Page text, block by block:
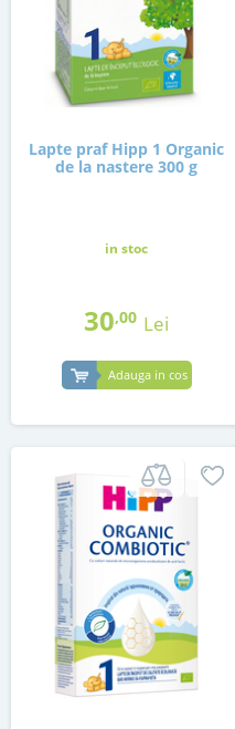
Lapte praf Hipp 1 Organic
de la nastere 300 g
in stoc
30,00 Lei
Adauga in cos